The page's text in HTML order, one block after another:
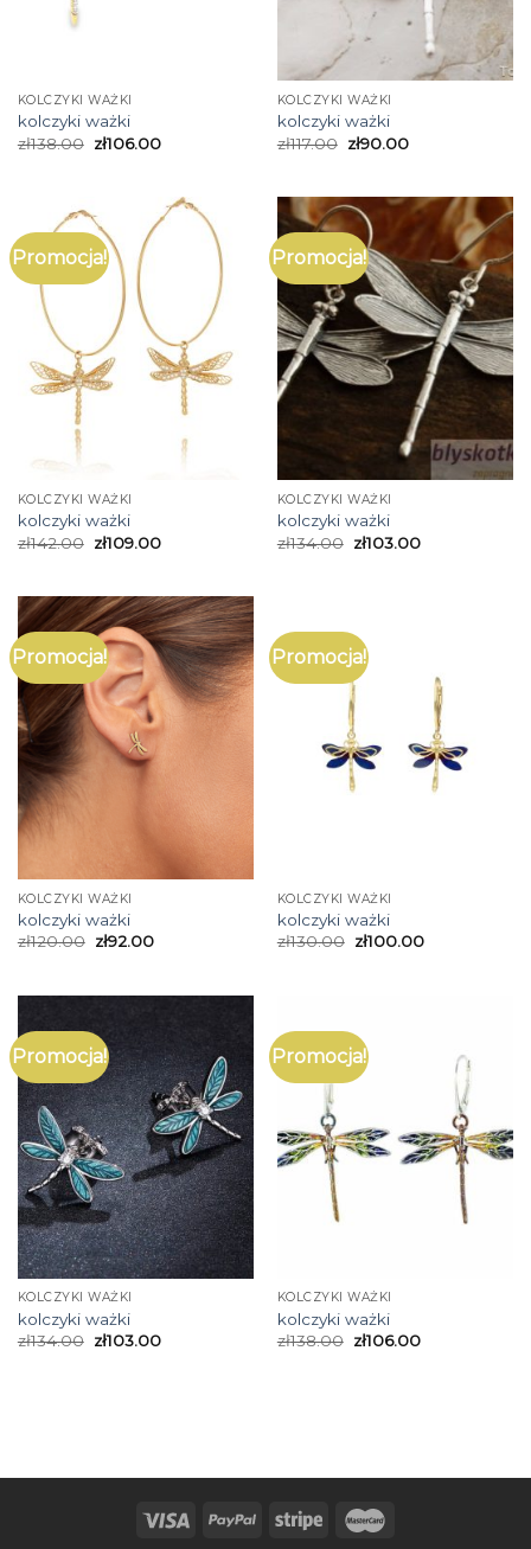
KOLCZYKI WAŻKI
kolczyki ważki
zł138.00 zł106.00
KOLCZYKI WAŻKI
kolczyki ważki
zł117.00 zł90.00
Promocja!
KOLCZYKI WAŻKI
kolczyki ważki
zł142.00 zł109.00
Promocja!
KOLCZYKI WAŻKI
kolczyki ważki
zł134.00 zł103.00
Promocja!
KOLCZYKI WAŻKI
kolczyki ważki
zł120.00 zł92.00
Promocja!
KOLCZYKI WAŻKI
kolczyki ważki
zł130.00 zł100.00
Promocja!
KOLCZYKI WAŻKI
kolczyki ważki
zł134.00 zł103.00
Promocja!
KOLCZYKI WAŻKI
kolczyki ważki
zł138.00 zł106.00